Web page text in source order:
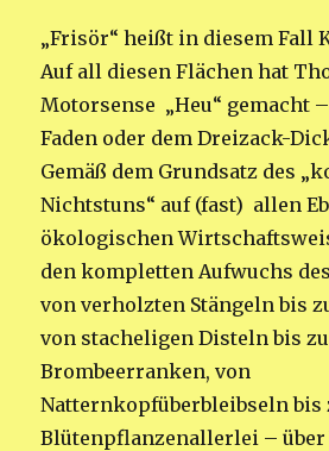
„Frisör“ heißt in diesem Fall
Auf all diesen Flächen hat
Motorsense „Heu“ gemacht
Faden oder dem Dreizack-
Gemäß dem Grundsatz des
Nichtstuns“ auf (fast) allen
ökologischen
den kompletten Aufwuchs
von verholzten Stängeln bis
von stacheligen Disteln bis
Brombeerranken, von
Natternkopfüberbleibseln bis
Blütenpflanzenallerlei –